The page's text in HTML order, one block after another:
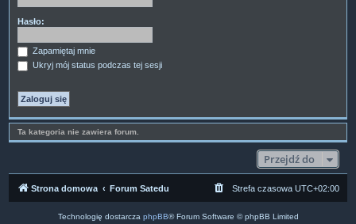
Hasło:
Zapamiętaj mnie
Ukryj mój status podczas tej sesji
Ta kategoria nie zawiera forum.
Przejdź do
Strona domowa Forum Satedu Strefa czasowa UTC+02:00
Technologię dostarcza phpBB® Forum Software © phpBB Limited